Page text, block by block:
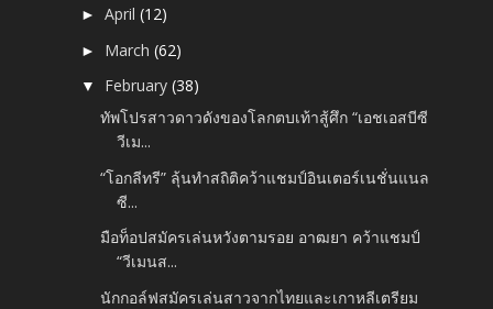
►April(12)
► March(62)
▼ February(38)
ทัพโปรสาวดาวดังของโลกตบเท้าสู้ศึก “เอชเอสบีซี
วีเม...
“โอกลีทรี” ลุ้นทำสถิติคว้าแชมป์อินเตอร์เนชั่นแนล
ซี...
มือท็อปสมัครเล่นหวังตามรอย อาฒยา คว้าแชมป์
“วีเมนส...
นักกอล์ฟสมัครเล่นสาวจากไทยและเกาหลีเตรียม